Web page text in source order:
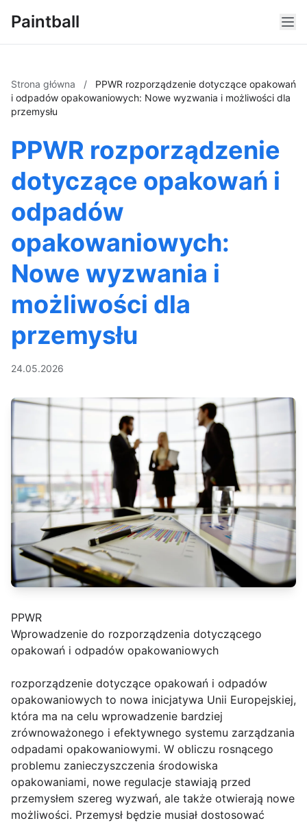
Paintball
Strona główna /
PPWR rozporządzenie dotyczące opakowań
i odpadów opakowaniowych: Nowe wyzwania i możliwości dla
przemysłu
PPWR rozporządzenie
dotyczące opakowań i
odpadów
opakowaniowych:
Nowe wyzwania i
możliwości dla
przemysłu
24.05.2026
PPWR
Wprowadzenie do rozporządzenia dotyczącego
opakowań i odpadów opakowaniowych
rozporządzenie dotyczące opakowań i odpadów
opakowaniowych to nowa inicjatywa Unii Europejskiej,
która ma na celu wprowadzenie bardziej
zrównoważonego i efektywnego systemu zarządzania
odpadami opakowaniowymi. W obliczu rosnącego
problemu zanieczyszczenia środowiska
opakowaniami, nowe regulacje stawiają przed
przemysłem szereg wyzwań, ale także otwierają nowe
możliwości. Przemysł będzie musiał dostosować